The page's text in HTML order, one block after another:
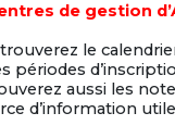
de gestion
le
périodes
aussi les
d’information